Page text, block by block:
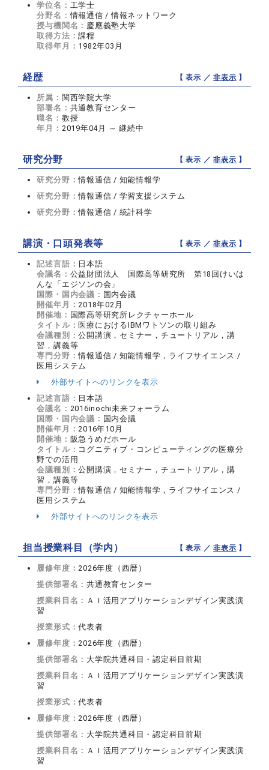
学位名： 工学士
分野名：情報通信 / 情報ネットワーク
授与機関名： 慶應義塾大学
取得方法：課程
取得年月： 1982年03月
経歴 【 表示 ／非表示 】
所属： 関西学院大学
部署名： 共通教育センター
職名： 教授
年月： 2019年04月 ～ 継続中
研究分野 【 表示 ／非表示 】
研究分野：情報通信 / 知能情報学
研究分野：情報通信 / 学習支援システム
研究分野：情報通信 / 統計科学
講演・口頭発表等 【 表示 ／非表示 】
記述言語： 日本語
会議名： 公益財団法人 国際高等研究所 第18回けいは
んな「エジソンの会」
国際・国内会議： 国内会議
開催年月：2018年02月
開催地： 国際高等研究所レクチャーホール
タイトル： 医療におけるIBMワトソンの取り組み
会議種別：公開講演，セミナー，チュートリアル，講
習，講義等
専門分野：情報通信 / 知能情報学，ライフサイエンス /
医用システム
外部サイトへのリンクを表示
記述言語： 日本語
会議名： 2016inochi未来フォーラム
国際・国内会議： 国内会議
開催年月：2016年10月
開催地： 阪急うめだホール
タイトル： コグニティブ・コンピューティングの医療分
野での活用
会議種別：公開講演，セミナー，チュートリアル，講
習，講義等
専門分野：情報通信 / 知能情報学，ライフサイエンス /
医用システム
外部サイトへのリンクを表示
担当授業科目（学内） 【 表示 ／非表示 】
履修年度：2026年度（西暦）
提供部署名：共通教育センター
授業科目名： ＡＩ活用アプリケーションデザイン実践演
習
授業形式：代表者
履修年度：2026年度（西暦）
提供部署名： 大学院共通科目・認定科目前期
授業科目名： ＡＩ活用アプリケーションデザイン実践演
習
授業形式：代表者
履修年度：2026年度（西暦）
提供部署名： 大学院共通科目・認定科目前期
授業科目名： ＡＩ活用アプリケーションデザイン実践演
習